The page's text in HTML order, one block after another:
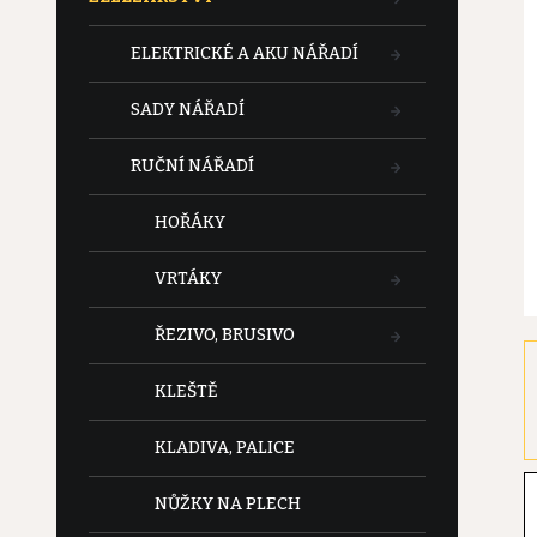
ELEKTRICKÉ A AKU NÁŘADÍ
SADY NÁŘADÍ
RUČNÍ NÁŘADÍ
HOŘÁKY
VRTÁKY
ŘEZIVO, BRUSIVO
KLEŠTĚ
KLADIVA, PALICE
NŮŽKY NA PLECH